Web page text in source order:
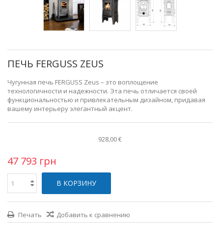
ПЕЧЬ FERGUSS ZEUS
Чугунная печь FERGUSS Zeus – это воплощение
технологичности и надежности. Эта печь отличается своей
функциональностью и привлекательным дизайном, придавая
вашему интерьеру элегантный акцент.
928,00 €
47 793 грн
В КОРЗИНУ
Печать Добавить к сравнению